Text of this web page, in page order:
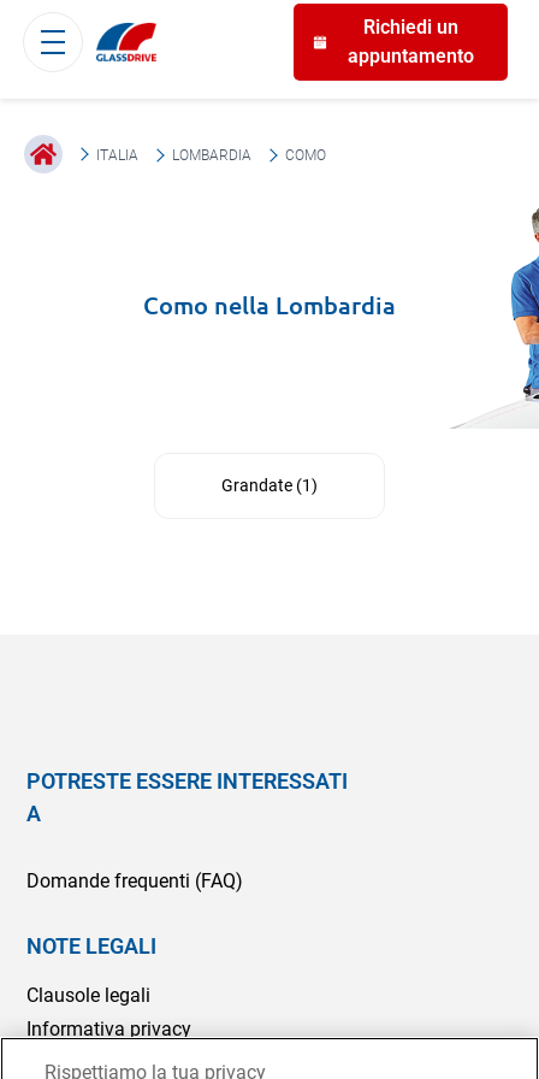
Richiedi un
appuntamento
ITALIA LOMBARDIA COMO
Como nella Lombardia
Grandate (1)
POTRESTE ESSERE INTERESSATI
A
Domande frequenti (FAQ)
NOTE LEGALI
Clausole legali
Informativa privacy
Politica Cookie
Rispettiamo la tua privacy